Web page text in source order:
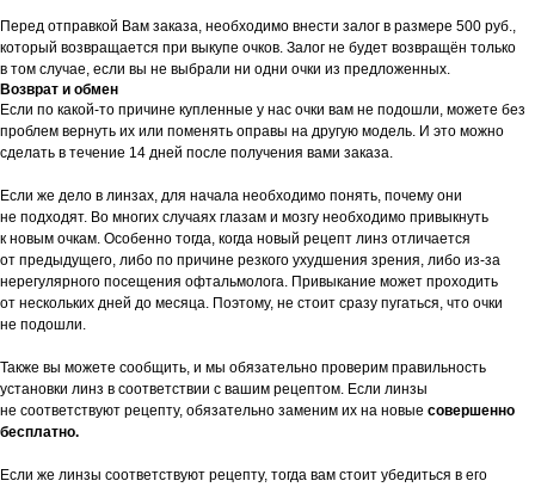
Перед отправкой Вам заказа, необходимо внести залог в размере 500 руб.,
который возвращается при выкупе очков. Залог не будет возвращён только
в том случае, если вы не выбрали ни одни очки из предложенных.
Возврат и обмен
Если по какой-то причине купленные у нас очки вам не подошли, можете без
проблем вернуть их или поменять оправы на другую модель. И это можно
сделать в течение 14 дней после получения вами заказа.
Если же дело в линзах, для начала необходимо понять, почему они
не подходят. Во многих случаях глазам и мозгу необходимо привыкнуть
к новым очкам. Особенно тогда, когда новый рецепт линз отличается
от предыдущего, либо по причине резкого ухудшения зрения, либо из-за
нерегулярного посещения офтальмолога. Привыкание может проходить
от нескольких дней до месяца. Поэтому, не стоит сразу пугаться, что очки
не подошли.
Также вы можете сообщить, и мы обязательно проверим правильность
установки линз в соответствии с вашим рецептом. Если линзы
не соответствуют рецепту, обязательно заменим их на новые совершенно
бесплатно.
Если же линзы соответствуют рецепту, тогда вам стоит убедиться в его